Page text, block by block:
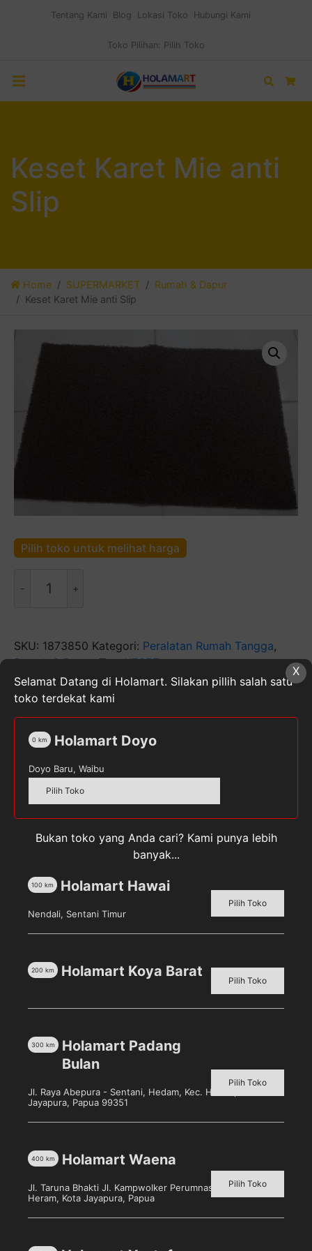
Tentang Kami Blog Lokasi Toko Hubungi Kami
Toko Pilihan: Pilih Toko
Search
Keset Karet Mie anti
Slip
Home SUPERMARKET
Rumah & Dapur
Keset Karet Mie anti Slip
Pilih toko untuk melihat harga
Keset
anti
Slip
SKU: 1873850 Kategori: Peralatan Rumah Tangga,
Rumah & Dapur Tag:KESET
Deskripsi
Ulasan (0)
– Bahan : Karet Tebal Anti Slip
Ketebalan 1,5 – 2 cm
– Warna : Merah, Hijau, Abu, Hitam, Coklat, Biru
Produk Terkait
Paseo Baby Pure Soft
Pack 130’s
Pilih toko untuk melihat
PASEO Hello Kitty 200’s
Pilih toko untuk melihat
X
Selamat Datang di Holamart. Silakan pillih salah satu
toko terdekat kami
Holamart Doyo
0 km
Doyo Baru, Waibu
Pilih Toko
Bukan toko yang Anda cari? Kami punya lebih
banyak...
Holamart Hawai
100 km
Nendali, Sentani Timur
Pilih Toko
Holamart Koya Barat
200 km
Pilih Toko
Holamart Padang
Bulan
300 km
Jl. Raya Abepura - Sentani, Hedam, Kec. Heram, Kota
Jayapura, Papua 99351
Pilih Toko
Holamart Waena
400 km
Jl. Taruna Bhakti Jl. Kampwolker Perumnas 3, Waena, Kec.
Heram, Kota Jayapura, Papua
Pilih Toko